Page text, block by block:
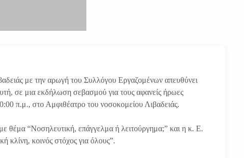
με την αρωγή του Συλλόγου Εργαζομένων απευθύνει
σε μια εκδήλωση σεβασμού για τους αφανείς ήρωες
π.μ., στο Αμφιθέατρο του νοσοκομείου Λιβαδειάς.
“Νοσηλευτική, επάγγελμα ή λειτούργημα;” και η κ. Ε.
κλίνη, κοινός στόχος για όλους”.